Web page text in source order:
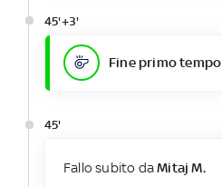
45'+3'
Fine primo tempo
45'
Fallo subito daMitaj M.